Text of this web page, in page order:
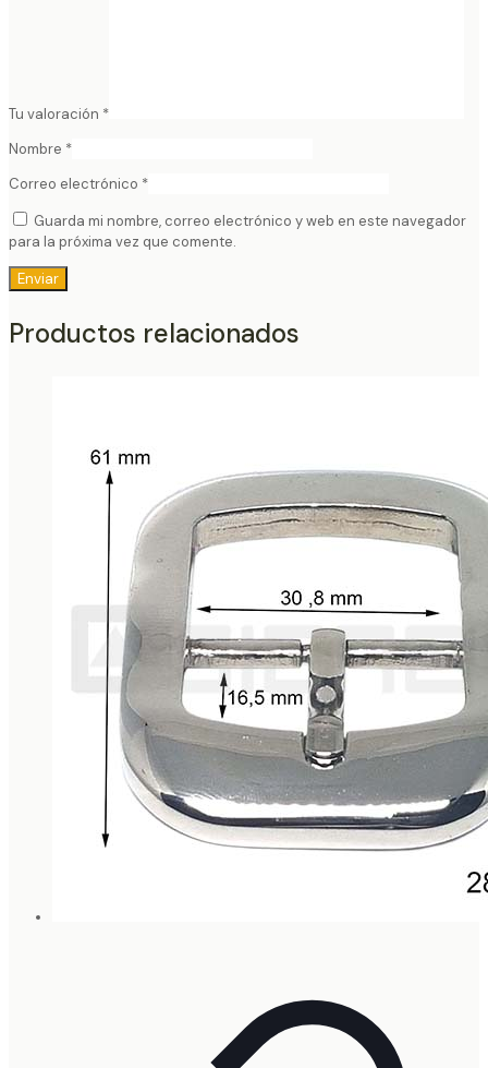
Tu valoración *
Nombre *
Correo electrónico *
Guarda mi nombre, correo electrónico y web en este navegador
para la próxima vez que comente.
Productos relacionados